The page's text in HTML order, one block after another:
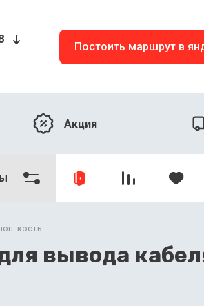
Постоить маршрут в
Акция
кость
вывода